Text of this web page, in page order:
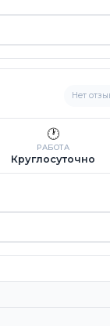
Нет
🕐
РАБОТА
Круглосуточно